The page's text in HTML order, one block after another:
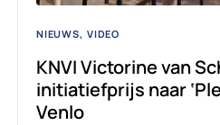
NIEUWS VIDEO
KNVI Victorine van
initiatiefprijs naar
Venlo